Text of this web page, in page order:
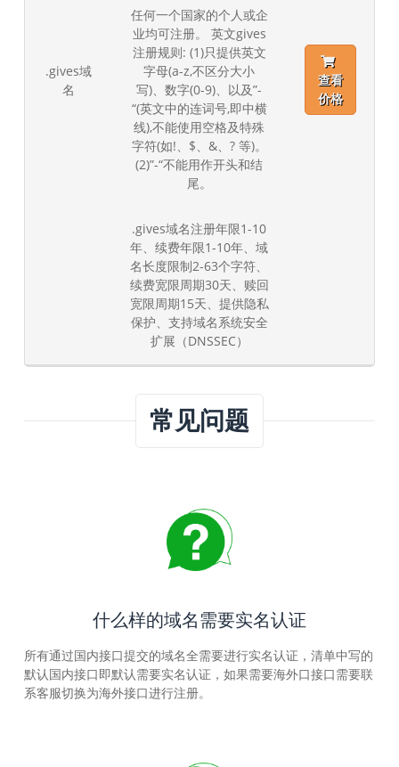
.gives域
名
任何一个国家的个人或企
业均可注册。 英文gives
注册规则: (1)只提供英文
字母(a-z,不区分大小
写)、数字(0-9)、以及”-
“(英文中的连词号,即中横
线),不能使用空格及特殊
字符(如!、$、&、? 等)。
(2)”-“不能用作开头和结
尾。
.gives域名注册年限1-10
年、续费年限1-10年、域
名长度限制2-63个字符、
续费宽限周期30天、赎回
宽限周期15天、提供隐私
保护、支持域名系统安全
扩展（DNSSEC）
查看
价格
常见问题
什么样的域名需要实名认证
所有通过国内接口提交的域名全需要进行实名认证，清单中写的
默认国内接口即默认需要实名认证，如果需要海外口接口需要联
系客服切换为海外接口进行注册。